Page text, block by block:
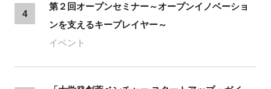
4
第２回オープンセミナー～オープンイノベーショ
ンを支えるキープレイヤー～
イベント